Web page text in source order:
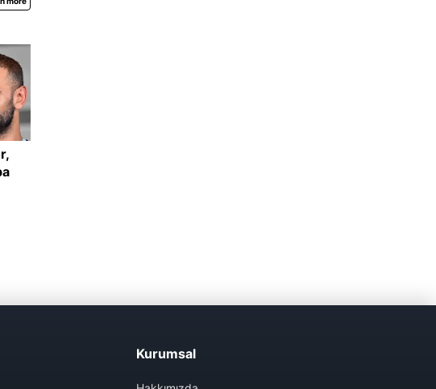
Kurumsal